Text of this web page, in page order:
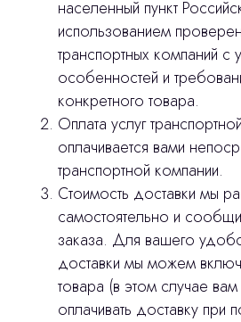
населенный пункт
использованием
транспортных компаний с
особенностей и
конкретного товара.
Оплата услуг
оплачивается вами
транспортной компании.
Стоимость доставки мы
самостоятельно и
заказа. Для вашего
доставки мы можем
товара (в этом случае
оплачивать доставку при
ответим на все вопросы
© 2024 ЛС Дентал Групп
Главная
Продукция
3D печать
Лицензирование
Оплата и доставка
Контакты